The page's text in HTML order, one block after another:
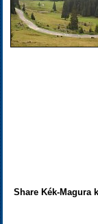
Share Kék-Magura